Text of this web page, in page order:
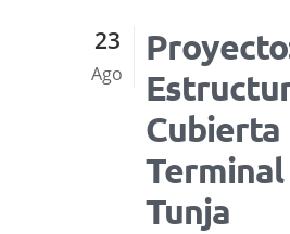
23
Ago
Cubierta
Tunja